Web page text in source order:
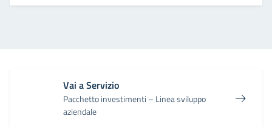
Vai a Servizio
Pacchetto investimenti – Linea sviluppo
aziendale